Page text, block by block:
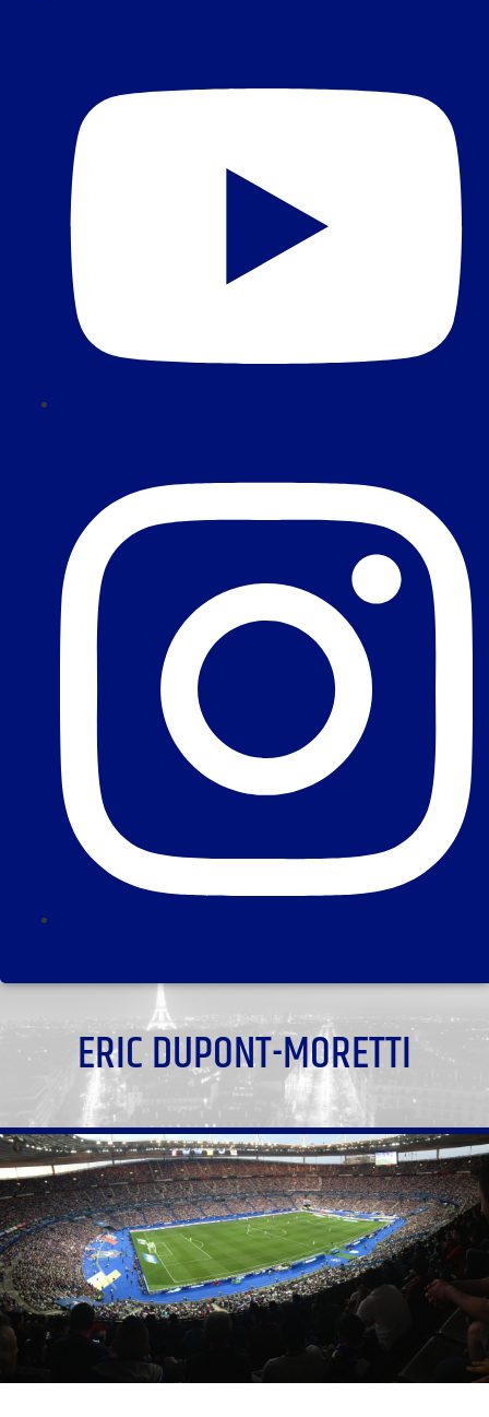
ERIC DUPONT-MORETTI